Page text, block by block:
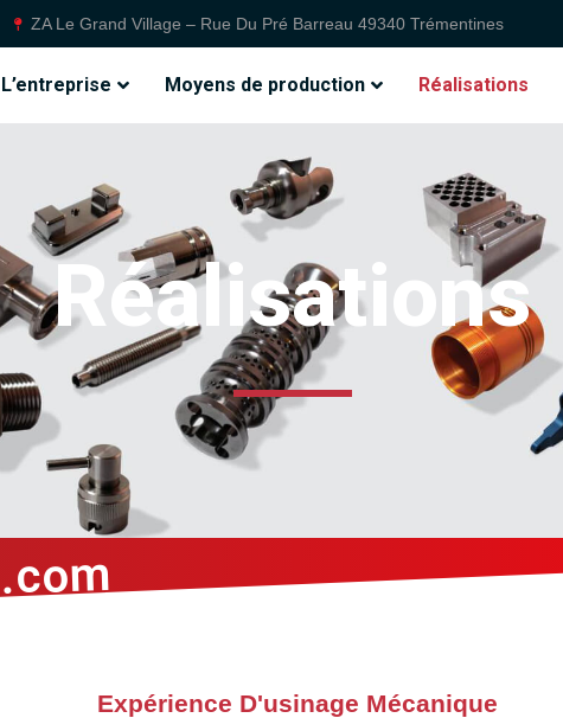
ZA Le Grand Village – Rue Du Pré Barreau 49340 Trémentines
L’entreprise Moyens de production Réalisations
Réalisations
Expérience D'usinage Mécanique